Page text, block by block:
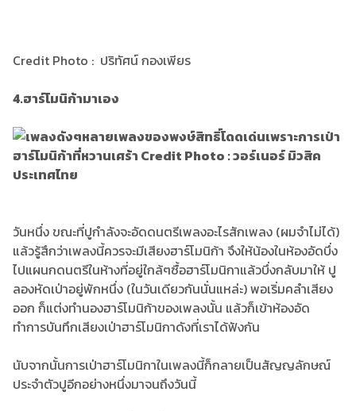
Credit Photo : ปริทัศน์ กองเพียร
4.ฮาร์โมนิก้ามาเอง
วันหนึ่ง ขณะที่ปูกำลังจะอัดดนตรีเพลงอะไรสักเพลง (ผมจำไม่ได้)
แล้วรู้สึกว่าเพลงนี้ควรจะมีเสียงฮาร์โมนิก้า จึงให้น้องในห้องอัดบึ่ง
ไปแผนกดนตรีในห้างที่อยู่ใกล้ๆซื้อฮาร์โมนิกาแล้วบึ่งกลับมาให้ ปู
ลองหัดเป่าอยู่พักหนึ่ง (ในวันเดียวกันนั่นแหล่ะ) พอเริ่มคลำเสียง
ออก ก็แต่งทำนองฮาร์โมนิก้าของเพลงนั้น แล้วก็เข้าห้องอัด
ทำการบันทึกเสียงเป่าฮาร์โมนิกาดังที่เราได้ฟังกัน
นับจากนั้นการเป่าฮาร์โมนิกาในเพลงนี้ก็กลายเป็นสัญญลักษณ์
ประจำตัวปูอีกอย่างหนึ่งมาจนถึงวันนี้